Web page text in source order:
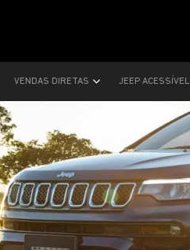
VENDAS DIRETAS JEEP ACESSÍVEL